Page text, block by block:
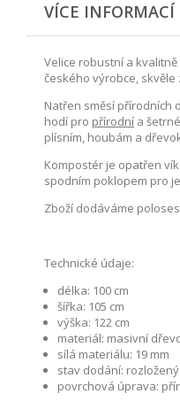
VÍCE INFORMACÍ
Velice robustní a
českého výrobce,
Natřen směsí přírodních
hodí pro přírodní a
plísním, houbám a
Kompostér je opatřen
spodním poklopem pro
Zboží dodáváme
Technické údaje:
délka: 100 cm
šířka: 105 cm
výška: 122 cm
materiál: masivní
sílá materiálu: 19 mm
stav dodání: rozložený
povrchová úprava: